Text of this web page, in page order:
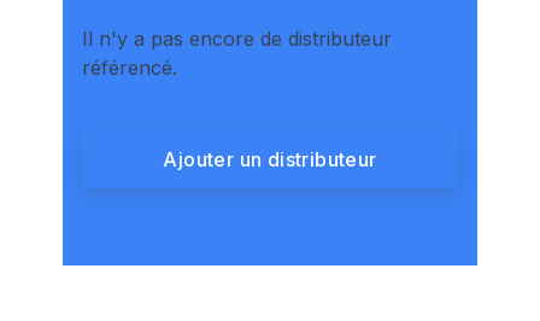
Il n'y a pas encore de distributeur
référencé.
Ajouter un distributeur